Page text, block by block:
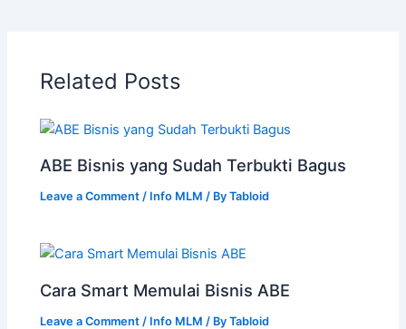
Related Posts
ABE Bisnis yang Sudah Terbukti Bagus
Leave a Comment / Info MLM / ByTabloid
Cara Smart Memulai Bisnis ABE
Leave a Comment / Info MLM / ByTabloid